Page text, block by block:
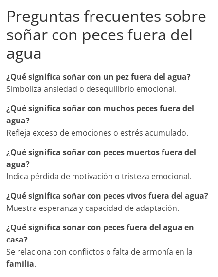
Preguntas frecuentes sobre
soñar con peces fuera del
agua
¿Qué significa soñar con un pez fuera del agua?
Simboliza ansiedad o desequilibrio emocional.
¿Qué significa soñar con muchos peces fuera del
agua?
Refleja exceso de emociones o estrés acumulado.
¿Qué significa soñar con peces muertos fuera del
agua?
Indica pérdida de motivación o tristeza emocional.
¿Qué significa soñar con peces vivos fuera del agua?
Muestra esperanza y capacidad de adaptación.
¿Qué significa soñar con peces fuera del agua en
casa?
Se relaciona con conflictos o falta de armonía en la
familia.